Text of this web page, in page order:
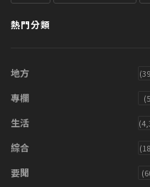
熱門分類
地方
專欄
生活
綜合
要聞